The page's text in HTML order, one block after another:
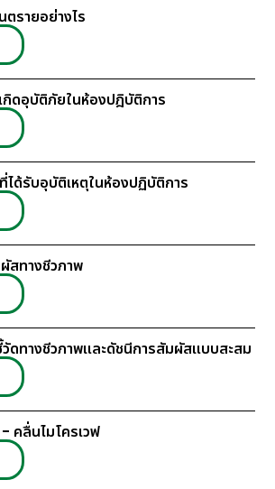
รายอย่างไร
กิดอุบัติภัยในห้องปฎิบัติการ
ได้รับอุบัติเหตุในห้องปฏิบัติการ
สทางชีวภาพ
ดทางชีวภาพและดัชนีการสัมผัสแบบสะสม
คลื่นไมโครเวฟ